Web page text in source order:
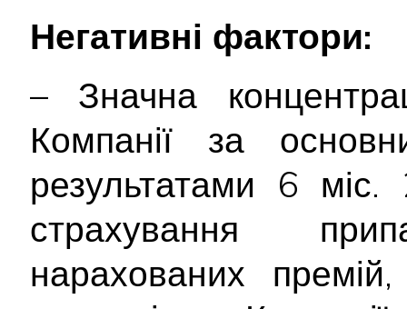
Негативні фактори:
– Значна
Компанії за
результатами 6
страхування
нарахованих